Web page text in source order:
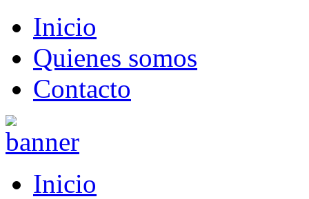
Inicio
Quienes somos
Contacto
Inicio